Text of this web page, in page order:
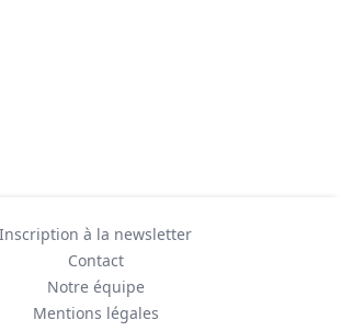
Inscription à la newsletter
Contact
Notre équipe
Mentions légales